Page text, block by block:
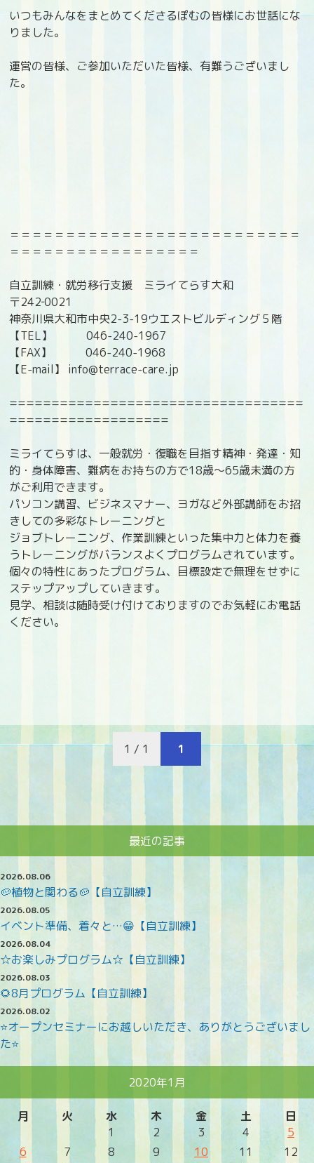
いつもみんなをまとめてくださるぽむの皆様にお世話にな
りました。
運営の皆様、ご参加いただいた皆様、有難うございまし
た。
＝＝＝＝＝＝＝＝＝＝＝＝＝＝＝＝＝＝＝＝＝＝＝＝＝＝
＝＝＝＝＝＝＝＝＝＝＝＝＝＝＝＝＝
自立訓練・就労移行支援 ミライてらす大和
〒242‐0021
神奈川県大和市中央2-3-19ウエストビルディング５階
【TEL】 046-240-1967
【FAX】 046-240-1968
【E-mail】 info@terrace-care.jp
===================================
===================
ミライてらすは、一般就労・復職を目指す精神・発達・知
的・身体障害、難病をお持ちの方で18歳〜65歳未満の方
がご利用できます。
パソコン講習、ビジネスマナー、ヨガなど外部講師をお招
きしての多彩なトレーニングと
ジョブトレーニング、作業訓練といった集中力と体力を養
うトレーニングがバランスよくプログラムされています。
個々の特性にあったプログラム、目標設定で無理をせずに
ステップアップしていきます。
見学、相談は随時受け付けておりますのでお気軽にお電話
ください。
1 / 1 1
最近の記事
2026.08.06
🥔植物と関わる🥔【自立訓練】
2026.08.05
イベント準備、着々と…😁【自立訓練】
2026.08.04
☆お楽しみプログラム☆【自立訓練】
2026.08.03
🌻8月プログラム【自立訓練】
2026.08.02
⭐オープンセミナーにお越しいただき、ありがとうございまし
た⭐
2020年1月
月 火 水 木 金 土 日
1 2 3 4
5
6
7 8 9 10 11
12